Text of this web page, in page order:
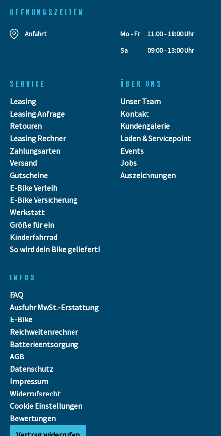
OFFNUNGSZEITEN
Anfahrt Mo - Fr
11:00 - 18:00 Uhr
Sa
09:00 - 13:00 Uhr
SERVICE
Leasing
Leasing Anfrage
Retouren
Leasing Rechner
Zahlungsarten
Versand
Gutscheine
E-Bike Verleih
E-Bike Versicherung
Werkstatt
Größe für ein
Kinderfahrrad
So wird dein Bike geliefert!
ÜBER UNS
Unser Team
Kontakt
Kundengalerie
Laden & Servicepoint
Events
Jobs
Auszeichnungen
INFOS
FAQ
Ausfuhr MwSt.-Erstattung
E-Bike
Reichweitenrechner
Batterieentsorgung
AGB
Datenschutz
Impressum
Widerrufsrecht
Cookie Einstellungen
Bewertungen